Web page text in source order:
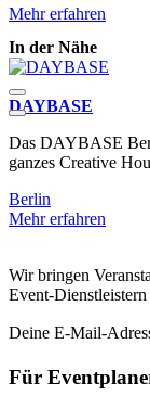
Mehr erfahren
In der Nähe
DAYBASE
Das DAYBASE
ganzes Creative
Berlin
Mehr erfahren
Wir bringen
Event-
Deine E-Mail-
Für